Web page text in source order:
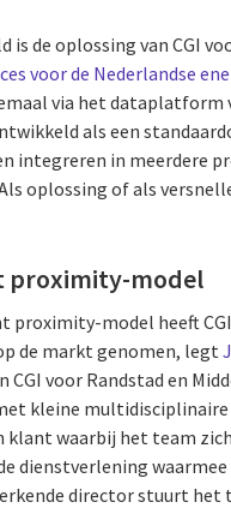
is de oplossing van CGI
voor de Nederlandse
via het dataplatform
als een
integreren in meerdere
oplossing of als
proximity-model
proximity-model heeft
de markt genomen, legt
CGI voor Randstad en
kleine
klant waarbij het team
dienstverlening
director stuurt het